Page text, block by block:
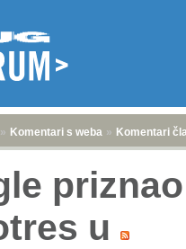
» Komentari s weba » Komentari
u